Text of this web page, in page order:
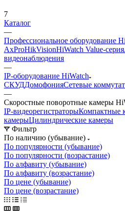
7
Каталог
—
Профессиональное оборудование
AxProHikVisionHiWatch Value-серия
видеонаблюдения
—
IP-оборудование HiWatch
CКУДДомофонияСетевые
—
Скоростные поворотные камеры
IP-видеорегистраторыКомпактные
камерыЦилиндрические камеры
Фильтр
По наличию (убывание)
По популярности (убывание)
По популярности (возрастание)
По алфавиту (убывание)
По алфавиту (возрастание)
По цене (убывание)
По цене (возрастание)